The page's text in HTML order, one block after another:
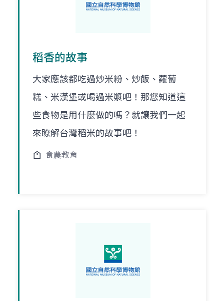
稻香的故事
大家應該都吃過炒米粉、炒飯、蘿蔔
糕、米漢堡或喝過米漿吧！那您知道這
些食物是用什麼做的嗎？就讓我們一起
來瞭解台灣稻米的故事吧！
食農教育